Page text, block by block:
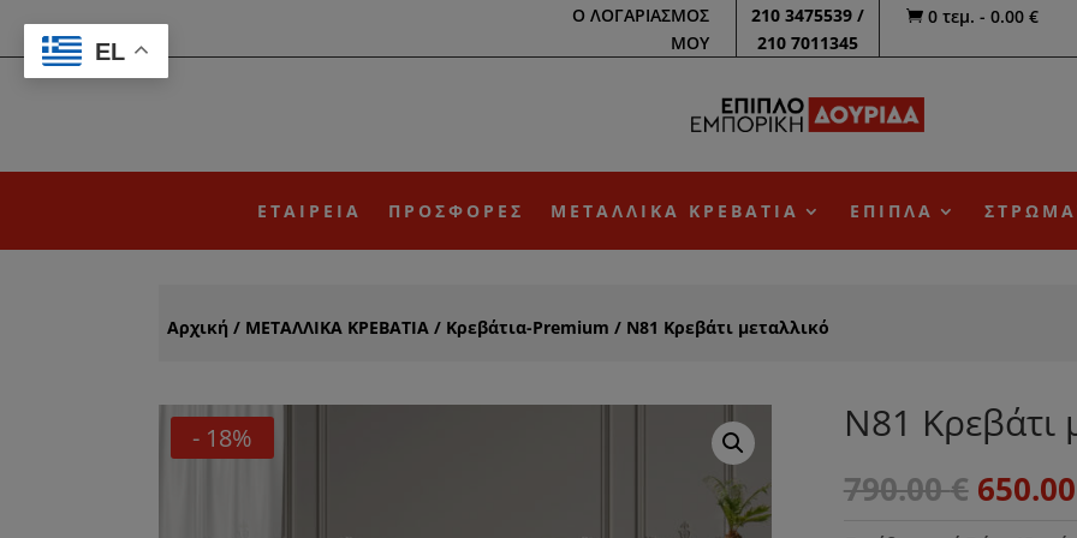
Ο ΛΟΓΑΡΙΑΣΜΟΣ
ΜΟΥ
210 3475539 /
210 7011345
 0 τεμ. - 0.00 €
ΕΤΑΙΡΕΙΑ ΠΡΟΣΦΟΡΕΣ ΜΕΤΑΛΛΙΚΑ ΚΡΕΒΑΤΙΑ ΕΠΙΠΛΑ
Αρχική / ΜΕΤΑΛΛΙΚΑ ΚΡΕΒΑΤΙΑ / Κρεβάτια-Premium / N81 Κρεβάτι μεταλλικό
- 18% N81 Κρεβάτι
790.00€
price
650.00
EL